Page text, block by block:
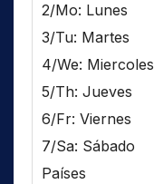
2/Mo: Lunes
3/Tu: Martes
4/We: Miercoles
5/Th: Jueves
6/Fr: Viernes
7/Sa: Sábado
Países